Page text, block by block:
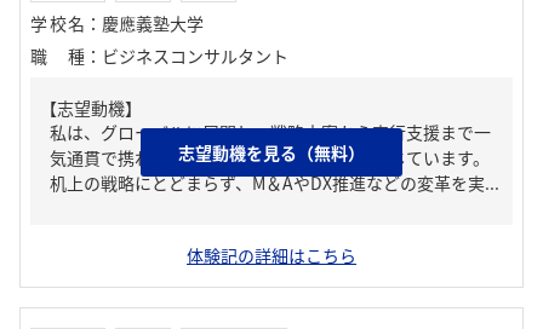
学校名 ： 慶應義塾大学
職種 ： ビジネスコンサルタント
【志望動機】
私は、グローバルに展開し、戦略立案から実行支援まで一
気通貫で携われる貴社の特性に強く魅力を感じています。
机上の戦略にとどまらず、M＆AやDX推進などの変革を実...
体験記の詳細はこちら
志望動機を見る（無料）